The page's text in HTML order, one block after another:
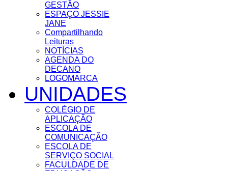
GESTÃO
ESPAÇO JESSIE
JANE
Compartilhando
Leituras
NOTÍCIAS
AGENDA DO
DECANO
LOGOMARCA
UNIDADES
COLÉGIO DE
APLICAÇÃO
ESCOLA DE
COMUNICAÇÃO
ESCOLA DE
SERVIÇO SOCIAL
FACULDADE DE